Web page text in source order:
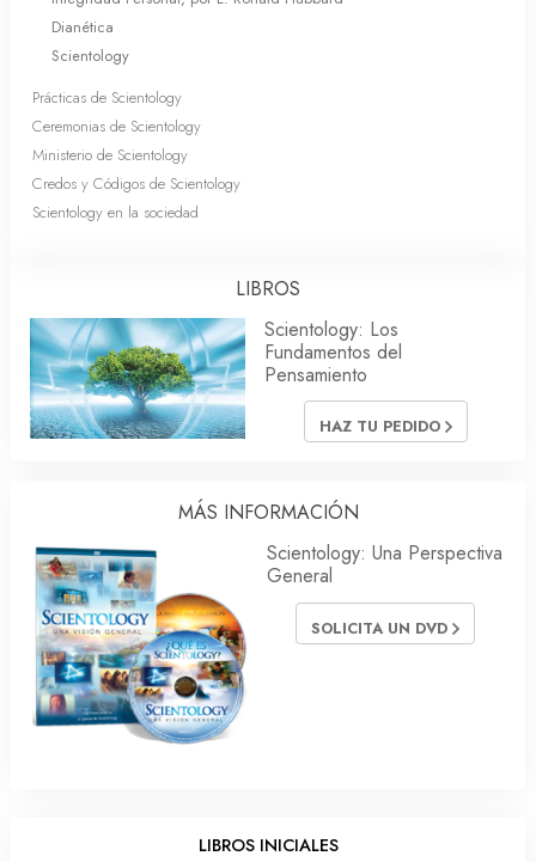
Dianética
Scientology
Prácticas de Scientology
Ceremonias de Scientology
Ministerio de Scientology
Credos y Códigos de Scientology
Scientology en la sociedad
LIBROS
Scientology: Los
Fundamentos del
Pensamiento
HAZ TU PEDIDO
MÁS INFORMACIÓN
Scientology: Una Perspectiva
General
SOLICITA UN DVD
LIBROS INICIALES